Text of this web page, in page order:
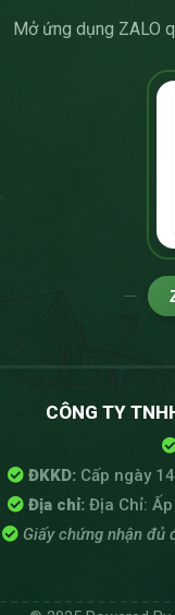
Mở ứng dụng ZALO
CÔNG TY
ĐKKD: Cấp ngày
Địa chỉ:Địa Chỉ: Ấp
Giấy chứng nhận đủ